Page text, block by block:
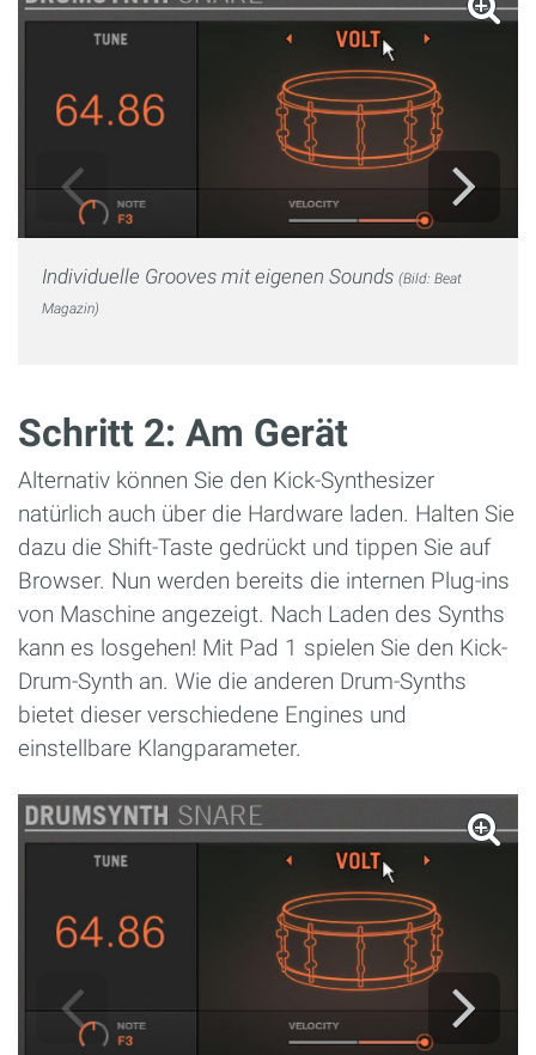
Individuelle Grooves mit eigenen Sounds (Bild: Beat
Magazin)
Schritt 2: Am Gerät
Alternativ können Sie den Kick-Synthesizer
natürlich auch über die Hardware laden. Halten Sie
dazu die Shift-Taste gedrückt und tippen Sie auf
Browser. Nun werden bereits die internen Plug-ins
von Maschine angezeigt. Nach Laden des Synths
kann es losgehen! Mit Pad 1 spielen Sie den Kick-
Drum-Synth an. Wie die anderen Drum-Synths
bietet dieser verschiedene Engines und
einstellbare Klangparameter.